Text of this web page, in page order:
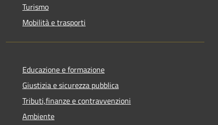
Turismo
Mobilità e trasporti
Educazione e formazione
Giustizia e sicurezza pubblica
Tributi,finanze e contravvenzioni
Ambiente